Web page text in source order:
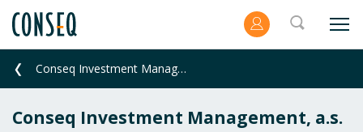
Conseq Investment Management, a.s.
Conseq Investment Management, a.s.